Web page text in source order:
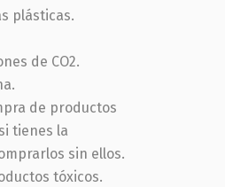
plásticas.
de CO2.
de productos
tienes la
sin ellos.
tóxicos.